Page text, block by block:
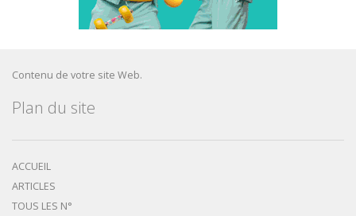
Contenu de votre site Web.
Plan du site
ACCUEIL
ARTICLES
TOUS LES N°